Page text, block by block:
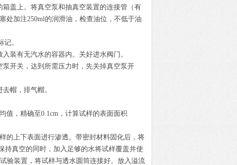
箱盖上。 将真空泵和抽真空装置的连接管（有
处加注250ml的润滑油，检查油位，不低于油
记。
装有无汽水的容器内。关好进水阀门。
开关，达到所需压力时，先关掉真空泵开
帽，排气帽。
值，精确至0.1cm，计算试样的表面面积
的上下表面进行渗透。带密封材料固化后，将
持真空的同时，加入足够的水将试样覆盖并使
验装置，将试样与透水圆筒连接好。放入溢流